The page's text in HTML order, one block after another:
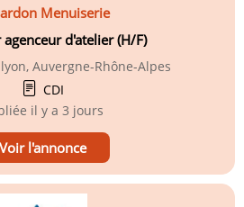
Menuiserie
d'atelier (H/F)
Auvergne-Rhône-Alpes
CDI
il y a 3 jours
Voir l'annonce